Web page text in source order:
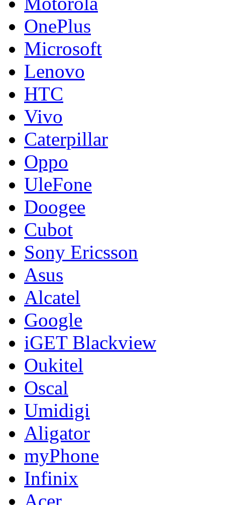
OnePlus
Microsoft
Lenovo
HTC
Vivo
Caterpillar
Oppo
UleFone
Doogee
Cubot
Sony Ericsson
Asus
Alcatel
Google
iGET Blackview
Oukitel
Oscal
Umidigi
Aligator
myPhone
Infinix
Acer